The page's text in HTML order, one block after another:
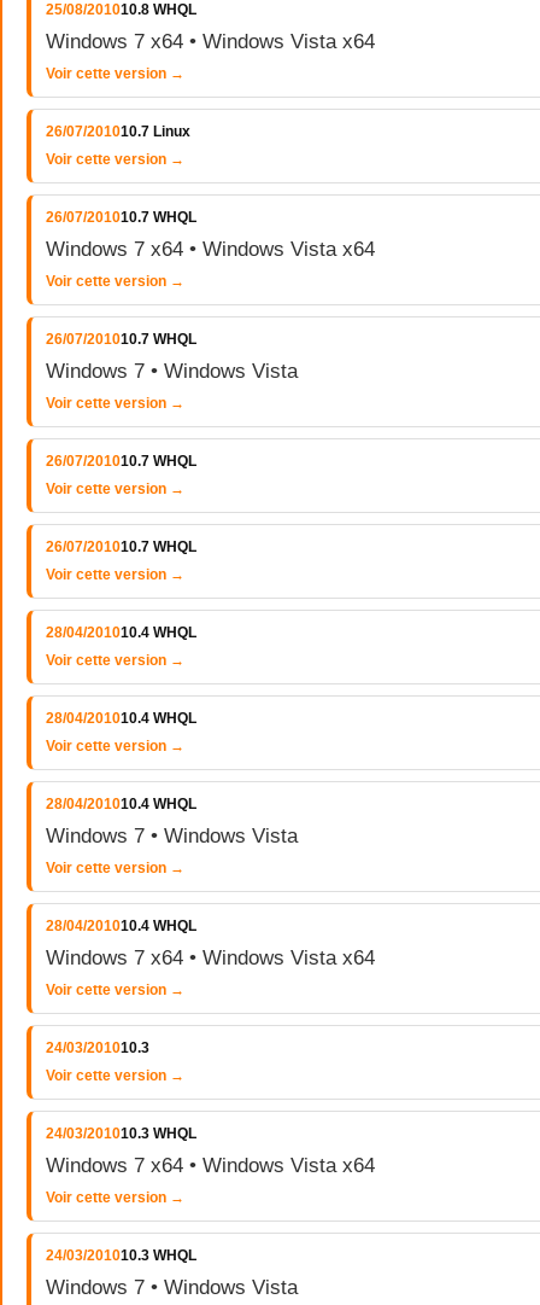
25/08/201010.8 WHQL
Windows 7 x64 • Windows Vista x64
Voir cette version →
26/07/201010.7 Linux
Voir cette version →
26/07/201010.7 WHQL
Windows 7 x64 • Windows Vista x64
Voir cette version →
26/07/201010.7 WHQL
Windows 7 • Windows Vista
Voir cette version →
26/07/201010.7 WHQL
Voir cette version →
26/07/201010.7 WHQL
Voir cette version →
28/04/201010.4 WHQL
Voir cette version →
28/04/201010.4 WHQL
Voir cette version →
28/04/201010.4 WHQL
Windows 7 • Windows Vista
Voir cette version →
28/04/201010.4 WHQL
Windows 7 x64 • Windows Vista x64
Voir cette version →
24/03/201010.3
Voir cette version →
24/03/201010.3 WHQL
Windows 7 x64 • Windows Vista x64
Voir cette version →
24/03/201010.3 WHQL
Windows 7 • Windows Vista